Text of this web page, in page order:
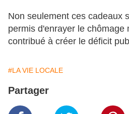
Non seulement ces cadeaux
permis d'enrayer le chômage
contribué à créer le déficit
#LA VIE LOCALE
Partager